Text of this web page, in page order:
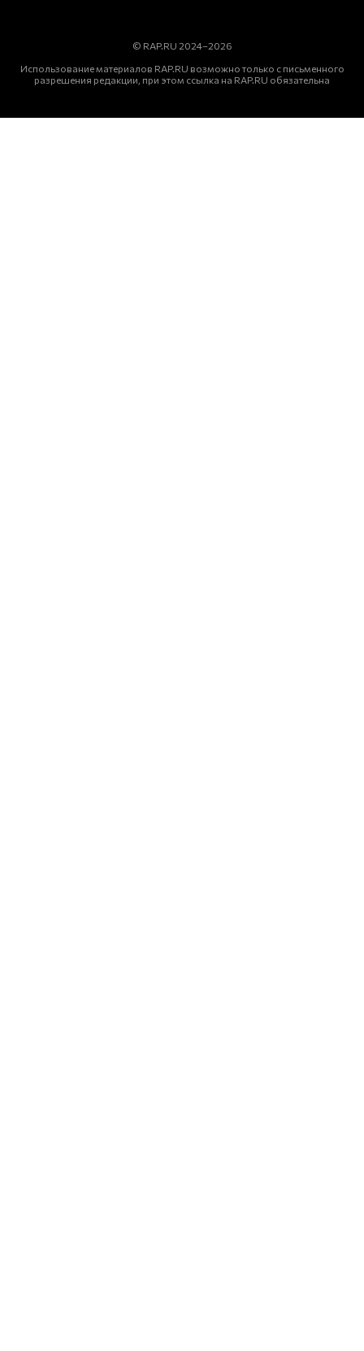
© RAP.RU 2024–2026
Использование материалов RAP.RU возможно только с письменного
разрешения редакции, при этом ссылка на RAP.RU обязательна